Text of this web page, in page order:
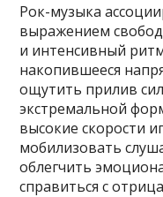
Рок-музыка
выражением
и интенсивный
накопившееся
ощутить прилив
экстремальной
высокие скорости
мобилизовать
облегчить
справиться с